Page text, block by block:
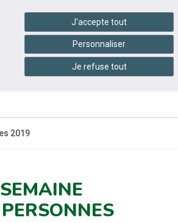
handshake Services en ligne
INFOS
PRATIQUES
CONTACTEZ-
NOUS
2019
J'accepte tout
Personnaliser
Je refuse tout